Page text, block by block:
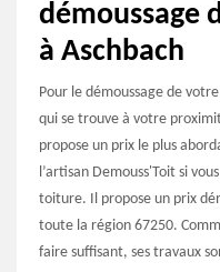
démoussage
à Aschbach
Pour le démoussage de
qui se trouve à votre
propose un prix le plus
l’artisan Demouss'Toit si
toiture. Il propose un prix
toute la région 67250.
faire suffisant, ses travaux